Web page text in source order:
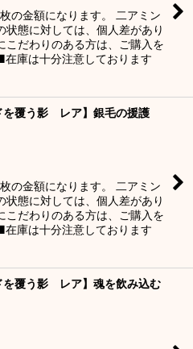
の金額になります。 二アミン
状態に対しては、個人差があり
こだわりのある方は、ご購入を
庫は十分注意しております
を覆う影 レア】銀毛の援護
の金額になります。 二アミン
状態に対しては、個人差があり
こだわりのある方は、ご購入を
庫は十分注意しております
を覆う影 レア】魂を飲み込む